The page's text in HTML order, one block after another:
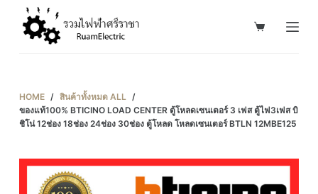
o
c
HOME / สินค้าทั้งหมด ALL /
ของแท้100% BTICINO LOAD CENTER ตู้โหลดเซนเตอร์ 3 เฟส ตู้ไฟ3เฟส บิ
ชิโน่ 12ช่อง 18ช่อง 24ช่อง 30ช่อง ตู้โหลด โหลดเซนเตอร์ BTLN 12MBE125